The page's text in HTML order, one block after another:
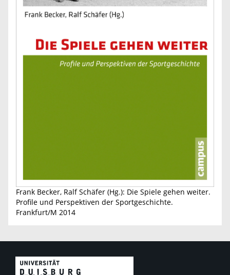
Frank Becker, Ralf Schäfer (Hg.): Die Spiele gehen weiter.
Profile und Perspektiven der Sportgeschichte.
Frankfurt/M 2014